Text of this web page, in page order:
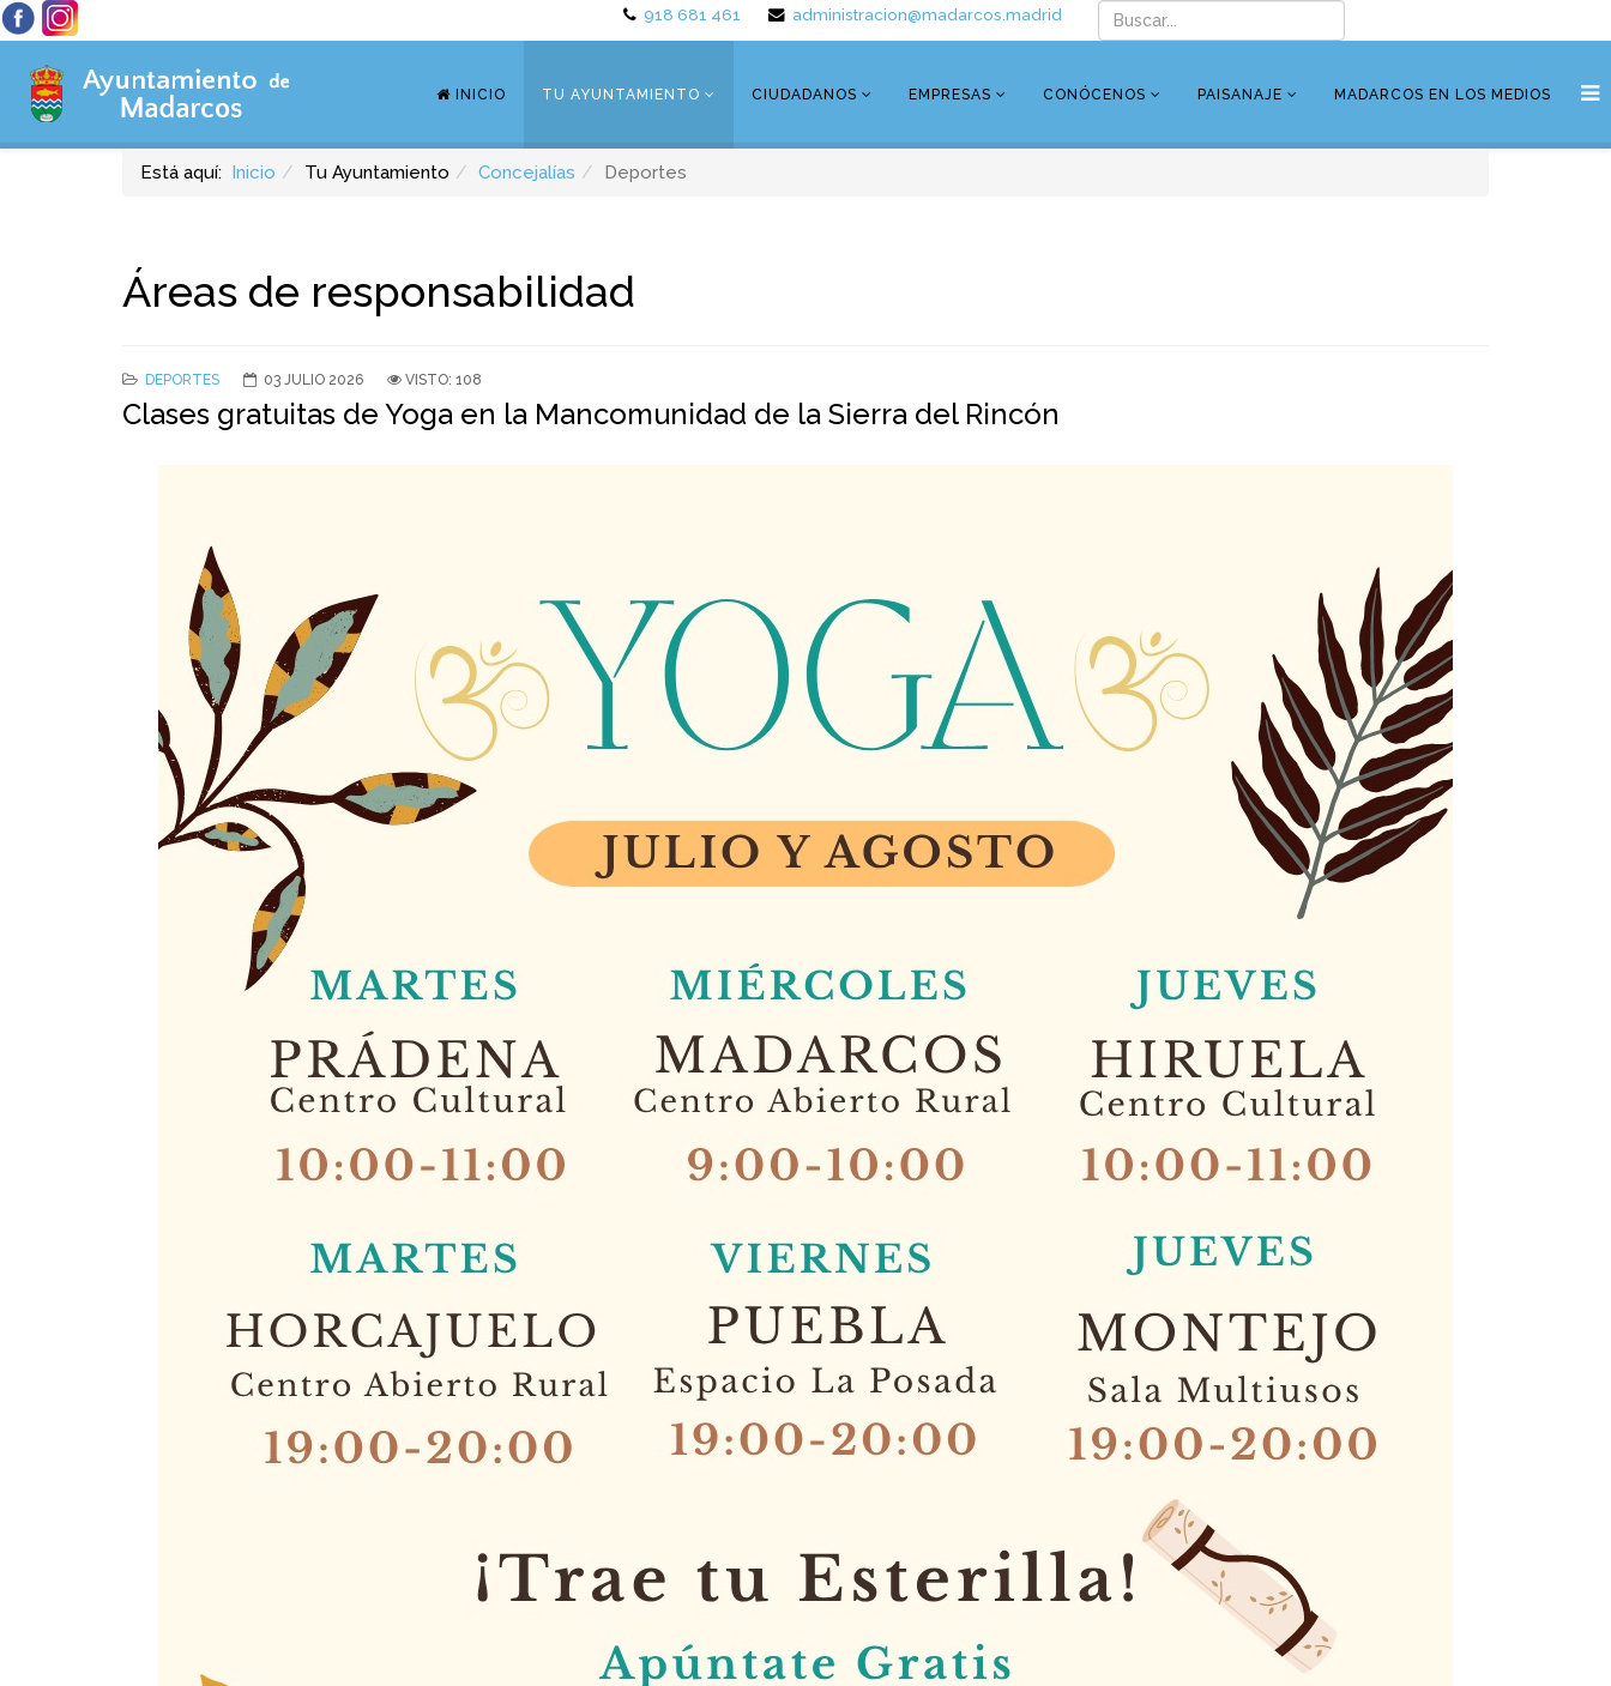
918 681 461 administracion@madarcos.madrid
INICIO TU AYUNTAMIENTO CIUDADANOS EMPRESAS CONÓCENOS PAISANAJE MADARCOS EN LOS MEDIOS
Está aquí: Inicio Tu Ayuntamiento Concejalías Deportes
Áreas de responsabilidad
DEPORTES 03 JULIO 2026 VISTO: 108
Clases gratuitas de Yoga en la Mancomunidad de la Sierra del Rincón